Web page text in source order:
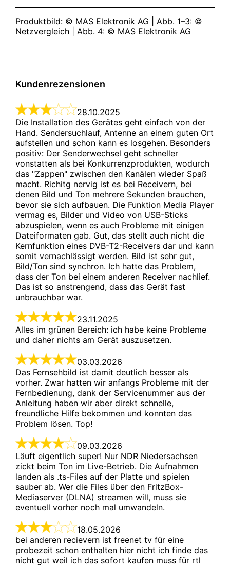
Produktbild: © MAS Elektronik AG | Abb. 1–3: ©
Netzvergleich | Abb. 4: © MAS Elektronik AG
Kundenrezensionen
28.10.2025
Die Installation des Gerätes geht einfach von der
Hand. Sendersuchlauf, Antenne an einem guten Ort
aufstellen und schon kann es losgehen. Besonders
positiv: Der Senderwechsel geht schneller
vonstatten als bei Konkurrenzprodukten, wodurch
das "Zappen" zwischen den Kanälen wieder Spaß
macht. Richitg nervig ist es bei Receivern, bei
denen Bild und Ton mehrere Sekunden brauchen,
bevor sie sich aufbauen. Die Funktion Media Player
vermag es, Bilder und Video von USB-Sticks
abzuspielen, wenn es auch Probleme mit einigen
Dateiformaten gab. Gut, das stellt auch nicht die
Kernfunktion eines DVB-T2-Receivers dar und kann
somit vernachlässigt werden. Bild ist sehr gut,
Bild/Ton sind synchron. Ich hatte das Problem,
dass der Ton bei einem anderen Receiver nachlief.
Das ist so anstrengend, dass das Gerät fast
unbrauchbar war.
23.11.2025
Alles im grünen Bereich: ich habe keine Probleme
und daher nichts am Gerät auszusetzen.
03.03.2026
Das Fernsehbild ist damit deutlich besser als
vorher. Zwar hatten wir anfangs Probleme mit der
Fernbedienung, dank der Servicenummer aus der
Anleitung haben wir aber direkt schnelle,
freundliche Hilfe bekommen und konnten das
Problem lösen. Top!
09.03.2026
Läuft eigentlich super! Nur NDR Niedersachsen
zickt beim Ton im Live-Betrieb. Die Aufnahmen
landen als .ts-Files auf der Platte und spielen
sauber ab. Wer die Files über den FritzBox-
Mediaserver (DLNA) streamen will, muss sie
eventuell vorher noch mal umwandeln.
18.05.2026
bei anderen recievern ist freenet tv für eine
probezeit schon enthalten hier nicht ich finde das
nicht gut weil ich das sofort kaufen muss für rtl